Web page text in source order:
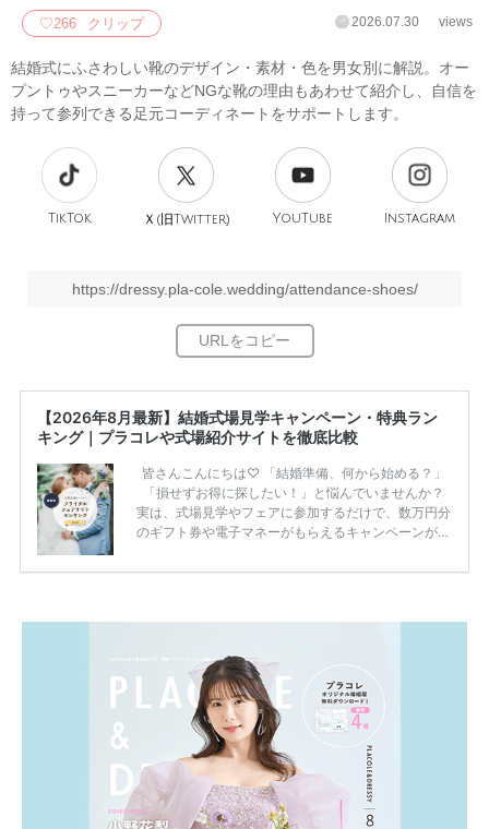
♡266 クリップ 2026.07.30 views
結婚式にふさわしい靴のデザイン・素材・色を男女別に解説。オー
プントゥやスニーカーなどNGな靴の理由もあわせて紹介し、自信を
持って参列できる足元コーディネートをサポートします。
TikTok Ｘ(旧Twitter) YouTube Instagram
https://dressy.pla-cole.wedding/attendance-shoes/
【2026年8月最新】結婚式場見学キャンペーン・特典ラン
キング｜プラコレや式場紹介サイトを徹底比較
皆さんこんにちは♡ 「結婚準備、何から始める？」
「損せずお得に探したい！」と悩んでいませんか？
実は、式場見学やフェアに参加するだけで、数万円分
のギフト券や電子マネーがもらえるキャンペーンがあ
ため、比較せずに選ぶと損をしてしまうことも……。
一番お得？」「プラコレの特典は？」といった疑問も
解決します。 まずは診断で候補を絞れる「ウェディ
ング診断」か、体験型 […]続きを読む